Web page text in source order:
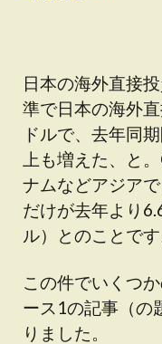
日本の海外直接
準で日本の海外
ドルで、去年同
上も増えた、と
ナムなどアジア
だけが去年より
ル）とのことです
この件でいくつ
ース1の記事（の
りました。